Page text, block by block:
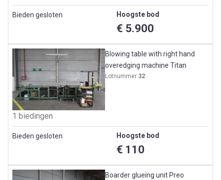
Bieden gesloten Hoogste bod
€ 5.900
Blowing table with right hand
overedging machine Titan
Lotnummer 32
1 biedingen
Bieden gesloten Hoogste bod
€ 110
Boarder glueing unit Preo